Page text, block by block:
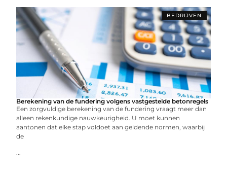
BEDRIJVEN
Berekening van de fundering volgens vastgestelde betonregels
Een zorgvuldige berekening van de fundering vraagt meer dan
alleen rekenkundige nauwkeurigheid. U moet kunnen
aantonen dat elke stap voldoet aan geldende normen, waarbij
de
...